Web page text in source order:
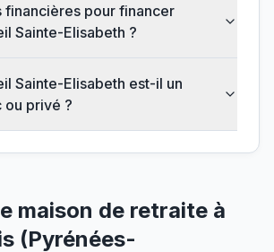
financières pour financer
Sainte-Elisabeth ?
Sainte-Elisabeth est-il un
ou privé ?
maison de retraite à
(Pyrénées-